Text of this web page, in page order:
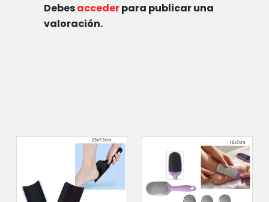
Debesaccederpara publicar una
valoración.